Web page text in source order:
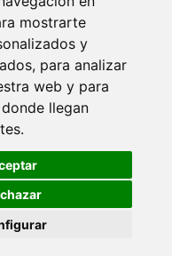
mostrarte
y
para analizar
web y para
llegan
ACEPTADOS
🍪